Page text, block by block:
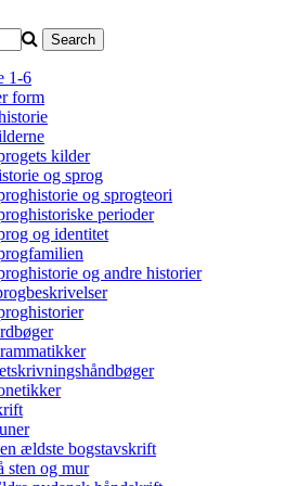
1-6
form
kilder
og sprog
og sprogteori
perioder
og identitet
og andre historier
ældste bogstavskrift
sten og mur